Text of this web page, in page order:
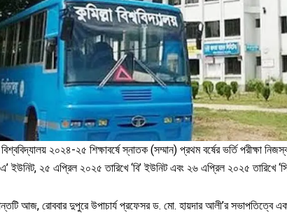
২০২৪-২৫ শিক্ষাবর্ষে স্নাতক (সম্মান) প্রথম বর্ষের ভর্তি পরীক্ষা
ইউনিট, ২৫ এপ্রিল ২০২৫ তারিখে ‘বি’ ইউনিট এবং ২৬ এপ্রিল ২০২৫ তারিখে
আজ, রোববার দুপুরে উপাচার্য প্রফেসর ড. মো. হায়দার আলী’র সভাপতিত্বে